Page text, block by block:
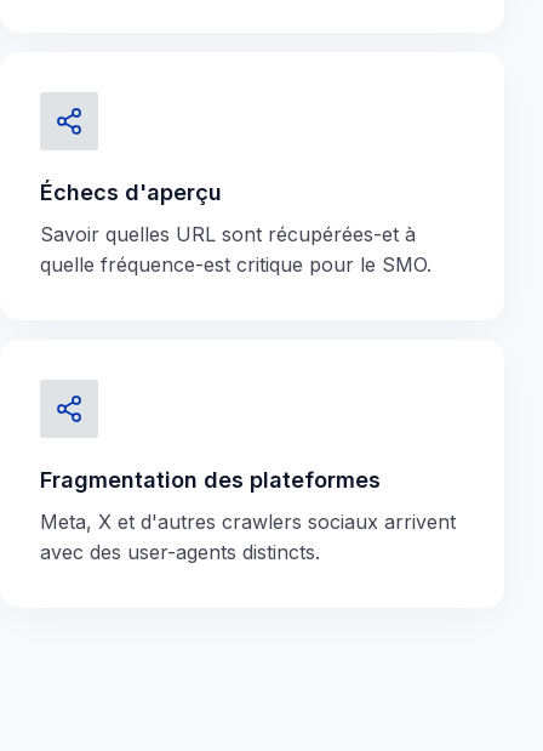
Échecs d'aperçu
Savoir quelles URL sont récupérées-et à
quelle fréquence-est critique pour le SMO.
Fragmentation des plateformes
Meta, X et d'autres crawlers sociaux arrivent
avec des user-agents distincts.